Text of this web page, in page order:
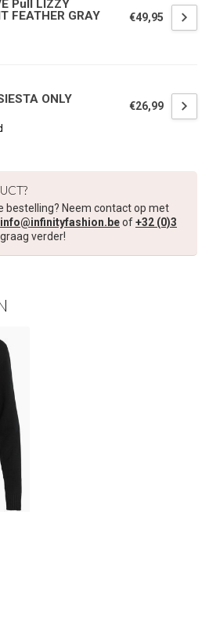
Pull LIZZY
FEATHER GRAY
€49,95
ONLY
€26,99
bestelling? Neem contact op met
info@infinityfashion.beof+32 (0)3
verder!
je volgende bestelling
aankoop! 😀
minimale bestelwaarde van €45,00